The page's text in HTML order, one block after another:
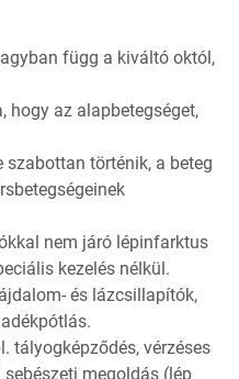
függ a kiváltó októl,
hogy az alapbetegséget,
szabottan történik, a beteg
nem járó lépinfarktus
kezelés nélkül.
és lázcsillapítók,
tályogképződés, vérzéses
megoldás (lép